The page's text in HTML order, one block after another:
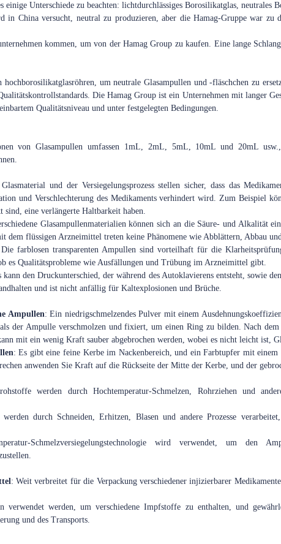
Unterschiede zu beachten: lichtdurchlässiges Borosilikatglas, neutrales
in China versucht, neutral zu produzieren, aber die Hamag-Gruppe war
kommen, um von der Hamag Group zu kaufen. Eine lange
hochborosilikatglasröhren, um neutrale Glasampullen und -fläschchen zu
Die Hamag Group ist ein Unternehmen mit langer
Qualitätsniveau und unter festgelegten Bedingungen.
von Glasampullen umfassen 1mL, 2mL, 5mL, 10mL und 20mL
und der Versiegelungsprozess stellen sicher, dass das
und Verschlechterung des Medikaments verhindert wird. Zum Beispiel
sind, eine verlängerte Haltbarkeit haben.
Glasampullenmaterialien können sich an die Säure- und Alkalität
dem flüssigen Arzneimittel treten keine Phänomene wie Abblättern, Abbau
farblosen transparenten Ampullen sind vorteilhaft für die
es Qualitätsprobleme wie Ausfällungen und Trübung im Arzneimittel gibt.
kann den Druckunterschied, der während des Autoklavierens entsteht, sowie
und ist nicht anfällig für Kaltexplosionen und Brüche.
Ampullen: Ein niedrigschmelzendes Pulver mit einem
der Ampulle verschmolzen und fixiert, um einen Ring zu bilden. Nach
mit ein wenig Kraft sauber abgebrochen werden, wobei es nicht leicht ist,
: Es gibt eine feine Kerbe im Nackenbereich, und ein Farbtupfer mit
anwenden Sie Kraft auf die Rückseite der Mitte der Kerbe, und der
werden durch Hochtemperatur-Schmelzen, Rohrziehen und
durch Schneiden, Erhitzen, Blasen und andere Prozesse
Schmelzversiegelungstechnologie wird verwendet, um den
: Weit verbreitet für die Verpackung verschiedener injizierbarer
verwendet werden, um verschiedene Impfstoffe zu enthalten, und
und des Transports.